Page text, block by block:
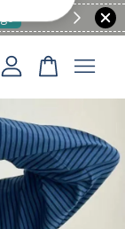
童裝
。